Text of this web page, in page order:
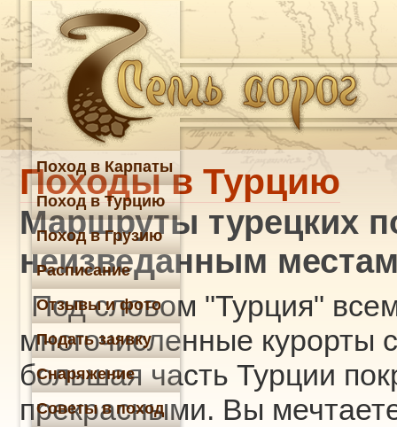
Походы в Турцию
Маршруты турецких
неизведанным
Под словом "Турция"
многочисленные курорты
большая часть Турции
прекрасными. Вы
Поход в Карпаты
Поход в Турцию
Поход в Грузию
Расписание
Отзывы и фото
Подать заявку
Снаряжение
Советы в поход